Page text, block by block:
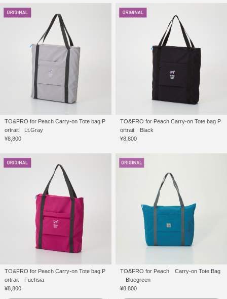
TO&FRO for Peach Carry-on Tote bag P
ortrait Lt.Gray
¥8,800
TO&FRO for Peach Carry-on Tote bag P
ortrait Black
¥8,800
TO&FRO for Peach Carry-on Tote bag P
ortrait Fuchsia
¥8,800
TO&FRO for Peach Carry-on Tote Bag
Bluegreen
¥8,800